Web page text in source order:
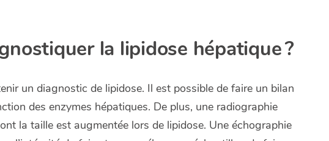
la lipidose hépatique ?
un diagnostic de lipidose. Il est possible de faire un bilan
des enzymes hépatiques. De plus, une radiographie
la taille est augmentée lors de lipidose. Une échographie